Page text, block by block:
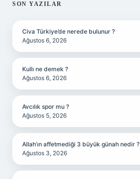
SIDEBAR
SON YAZILAR
Civa Türkiye’de nerede bulunur ?
Ağustos 6, 2026
Kullı ne demek ?
Ağustos 6, 2026
Avcılık spor mu ?
Ağustos 5, 2026
Allah’ın affetmediği 3 büyük günah nedir ?
Ağustos 3, 2026